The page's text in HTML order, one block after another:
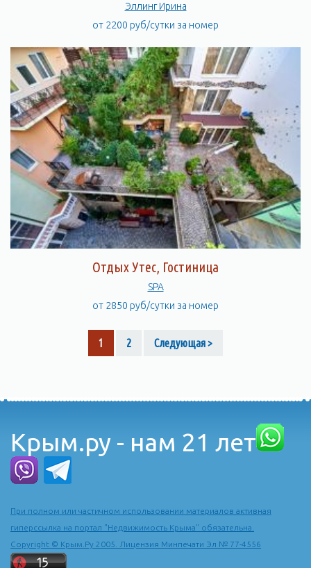
Эллинг Ирина
от 2200 руб/сутки за номер
Отдых Утес, Гостиница
SPA
от 2850 руб/сутки за номер
1 2 Следующая >
Крым.ру - нам 21 лет
При полном или частичном использовании материалов активная
гиперссылка на портал "Недвижимость Крыма" обязательна.
Copyright © Крым.Ру 2005. Лицензия Минпечати Эл № 77-4556